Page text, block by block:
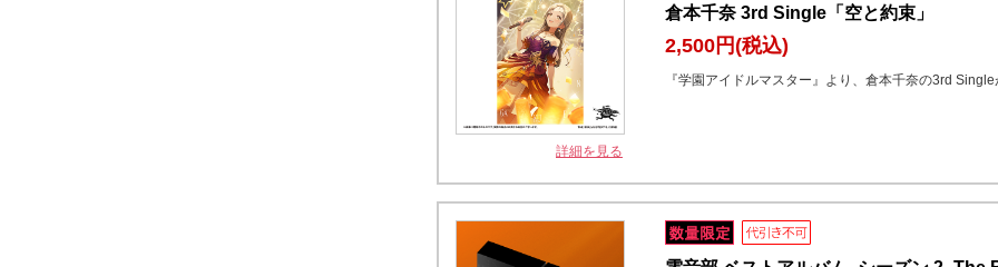
詳細を見る
倉本千奈 3rd Single「空と約束」
2,500円(税込)
『学園アイドルマスター』より、倉本千奈の3rd Single